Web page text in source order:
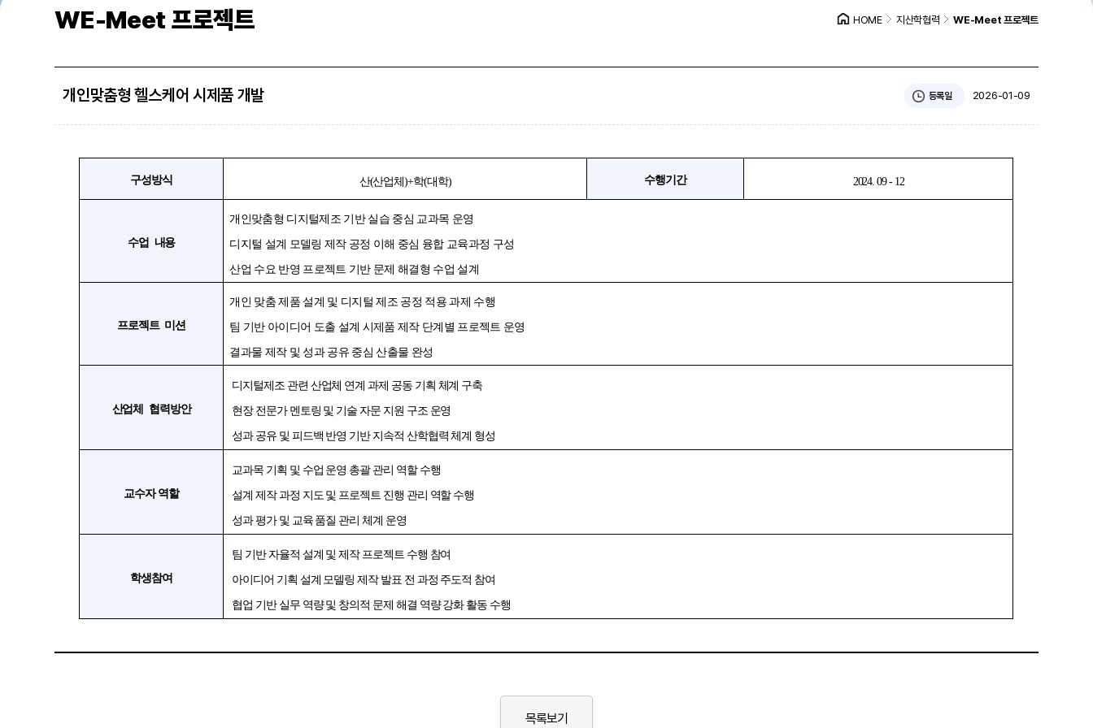
WE-Meet 프로젝트 HOME 지산학협력 WE-Meet 프로젝트
개인맞춤형 헬스케어 시제품 개발 등록일 2026-01-09
구성방식 산(산업체)+학(대학) 수행기간 2024. 09 - 12
수업 내용
개인맞춤형 디지털제조 기반 실습 중심 교과목 운영
디지털 설계 모델링 제작 공정 이해 중심 융합 교육과정 구성
산업 수요 반영 프로젝트 기반 문제 해결형 수업 설계
프로젝트 미션
개인 맞춤 제품 설계 및 디지털 제조 공정 적용 과제 수행
팀 기반 아이디어 도출 설계 시제품 제작 단계별 프로젝트 운영
결과물 제작 및 성과 공유 중심 산출물 완성
산업체 협력방안
디지털제조 관련 산업체 연계 과제 공동 기획 체계 구축
현장 전문가 멘토링 및 기술 자문 지원 구조 운영
성과 공유 및 피드백 반영 기반 지속적 산학협력 체계 형성
교수자역할
교과목 기획 및 수업 운영 총괄 관리 역할 수행
설계 제작 과정 지도 및 프로젝트 진행 관리 역할 수행
성과 평가 및 교육 품질 관리 체계 운영
학생참여
팀 기반 자율적 설계 및 제작 프로젝트 수행 참여
아이디어 기획 설계 모델링 제작 발표 전 과정 주도적 참여
협업 기반 실무 역량 및 창의적 문제 해결 역량 강화 활동 수행
목록보기